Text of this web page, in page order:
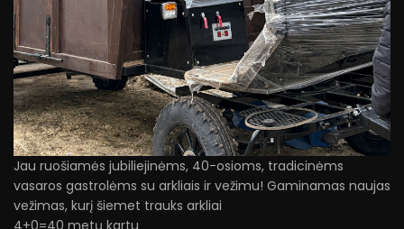
Jau ruošiamės jubiliejinėms, 40-osioms, tradicinėms
vasaros gastrolėms su arkliais ir vežimu! Gaminamas naujas
vežimas, kurį šiemet trauks arkliai